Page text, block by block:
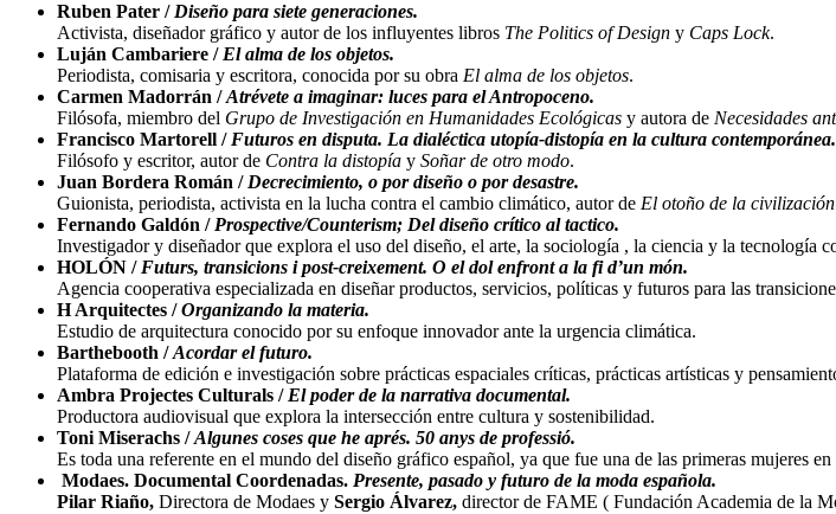
Ruben Pater / Diseño para siete generaciones.
Activista, diseñador gráfico y autor de los influyentes libros The Politics of Design y Caps Lock.
Luján Cambariere / El alma de los objetos.
Periodista, comisaria y escritora, conocida por su obra El alma de los objetos.
Carmen Madorrán /Atrévete a imaginar: luces para el Antropoceno.
Filósofa, miembro del Grupo de Investigación en Humanidades Ecológicas y autora de Necesidades
Francisco Martorell / Futuros en disputa. La dialéctica utopía-distopía en la cultura contemporánea.
Filósofo y escritor, autor de Contra la distopía y Soñar de otro modo.
Juan Bordera Román / Decrecimiento, o por diseño o por desastre.
Guionista, periodista, activista en la lucha contra el cambio climático, autor de El otoño de la civilización
Fernando Galdón / Prospective/Counterism; Del diseño crítico al tactico.
Investigador y diseñador que explora el uso del diseño, el arte, la sociología , la ciencia y la tecnología
HOLÓN /Futurs, transicions i post-creixement. O el dol enfront a la fi d’un món.
Agencia cooperativa especializada en diseñar productos, servicios, políticas y futuros para las
H Arquitectes /Organizando la materia.
Estudio de arquitectura conocido por su enfoque innovador ante la urgencia climática.
Barthebooth /Acordar el futuro.
Plataforma de edición e investigación sobre prácticas espaciales críticas, prácticas artísticas y
Ambra Projectes Culturals / El poder de la narrativa documental.
Productora audiovisual que explora la intersección entre cultura y sostenibilidad.
Toni Miserachs /Algunes coses que he aprés. 50 anys de professió.
Es toda una referente en el mundo del diseño gráfico español, ya que fue una de las primeras mujeres
Modaes. Documental Coordenadas. Presente, pasado y futuro de la moda española.
Pilar Riaño, Directora de Modaes y Sergio Álvarez, director de FAME ( Fundación Academia de la